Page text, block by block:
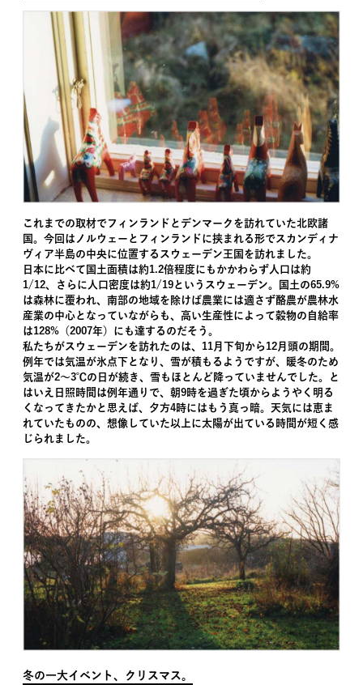
これまでの取材でフィンランドとデンマークを訪れていた北欧諸
国。今回はノルウェーとフィンランドに挟まれる形でスカンディナ
ヴィア半島の中央に位置するスウェーデン王国を訪れました。
日本に比べて国土面積は約1.2倍程度にもかかわらず人口は約
1/12、さらに人口密度は約1/19というスウェーデン。国土の65.9%
は森林に覆われ、南部の地域を除けば農業には適さず酪農が農林水
産業の中心となっていながらも、高い生産性によって穀物の自給率
は128%（2007年）にも達するのだそう。
私たちがスウェーデンを訪れたのは、11月下旬から12月頭の期間。
例年では気温が氷点下となり、雪が積もるようですが、暖冬のため
気温が2～3℃の日が続き、雪もほとんど降っていませんでした。と
はいえ日照時間は例年通りで、朝9時を過ぎた頃からようやく明る
くなってきたかと思えば、夕方4時にはもう真っ暗。天気には恵ま
れていたものの、想像していた以上に太陽が出ている時間が短く感
じられました。
冬の一大イベント、クリスマス。